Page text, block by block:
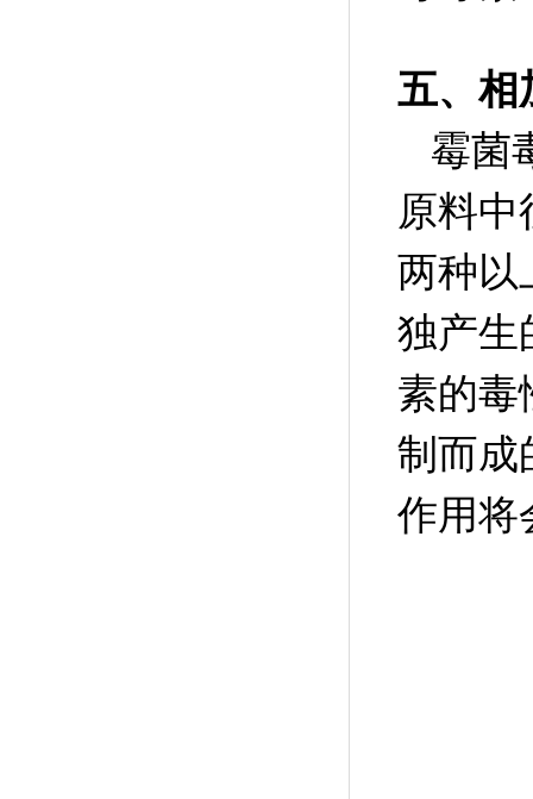
五、相
霉菌
原料
两种以
独产生
素的毒
制而成
作用将